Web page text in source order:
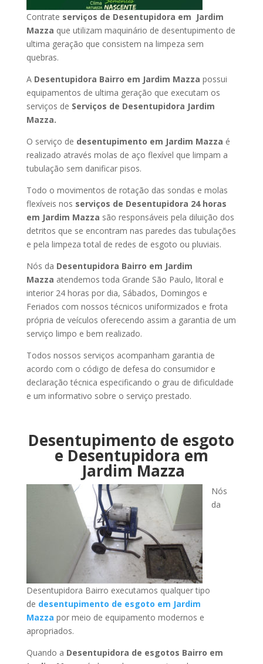
Contrate serviços de Desentupidora em Jardim
Mazza que utilizam maquinário de desentupimento de
ultima geração que consistem na limpeza sem
quebras.
A Desentupidora Bairro em Jardim Mazza possui
equipamentos de ultima geração que executam os
serviços de Serviços de Desentupidora Jardim
Mazza.
O serviço de desentupimento em Jardim Mazza é
realizado através molas de aço flexível que limpam a
tubulação sem danificar pisos.
Todo o movimentos de rotação das sondas e molas
flexíveis nos serviços de Desentupidora 24 horas
em Jardim Mazza são responsáveis pela diluição dos
detritos que se encontram nas paredes das tubulações
e pela limpeza total de redes de esgoto ou pluviais.
Nós da Desentupidora Bairro em Jardim
Mazza atendemos toda Grande São Paulo, litoral e
interior 24 horas por dia, Sábados, Domingos e
Feriados com nossos técnicos uniformizados e frota
própria de veículos oferecendo assim a garantia de um
serviço limpo e bem realizado.
Todos nossos serviços acompanham garantia de
acordo com o código de defesa do consumidor e
declaração técnica especificando o grau de dificuldade
e um informativo sobre o serviço prestado.
Desentupimento de esgoto
e Desentupidora em
Jardim Mazza
Nós
da
Desentupidora Bairro executamos qualquer tipo
de desentupimento de esgoto em Jardim
Mazza por meio de equipamento modernos e
apropriados.
Quando a Desentupidora de esgotos Bairro em